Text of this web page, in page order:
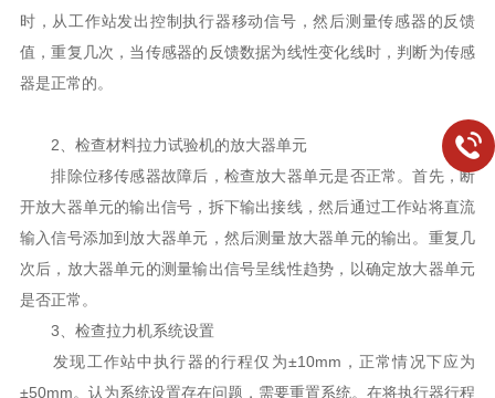
时，从工作站发出控制执行器移动信号，然后测量传感器的反馈
值，重复几次，当传感器的反馈数据为线性变化线时，判断为传感
器是正常的。
2、检查材料拉力试验机的放大器单元
排除位移传感器故障后，检查放大器单元是否正常。首先，断
开放大器单元的输出信号，拆下输出接线，然后通过工作站将直流
输入信号添加到放大器单元，然后测量放大器单元的输出。重复几
次后，放大器单元的测量输出信号呈线性趋势，以确定放大器单元
是否正常。
3、检查拉力机系统设置
发现工作站中执行器的行程仅为±10mm，正常情况下应为
±50mm。认为系统设置存在问题，需要重置系统。在将执行器行程